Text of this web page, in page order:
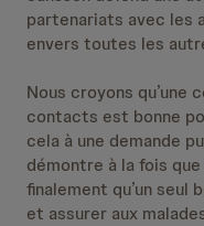
partenariats avec les
envers toutes les
Nous croyons qu’une
contacts est bonne
cela à une demande
démontre à la fois
finalement qu’un seul
et assurer aux